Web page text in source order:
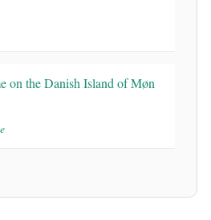
on the Danish Island of Møn